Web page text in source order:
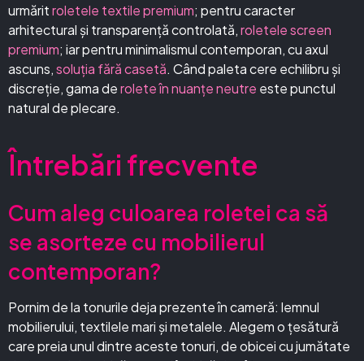
urmăritroletele textile premium; pentru caracter
arhitectural și transparență controlată,roletele screen
premium; iar pentru minimalismul contemporan, cu axul
ascuns,soluția fără casetă. Când paleta cere echilibru și
discreție, gama derolete în nuanțe neutre este punctul
natural de plecare.
Întrebări frecvente
Cum aleg culoarea roletei ca să
se asorteze cu mobilierul
contemporan?
Pornim de la tonurile deja prezente în cameră: lemnul
mobilierului, textilele mari și metalele. Alegem o țesătură
care preia unul dintre aceste tonuri, de obicei cu jumătate